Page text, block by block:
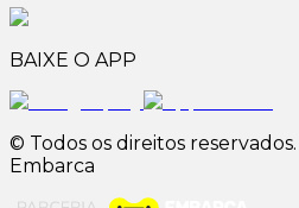
BAIXE O APP
© Todos os direitos
Embarca